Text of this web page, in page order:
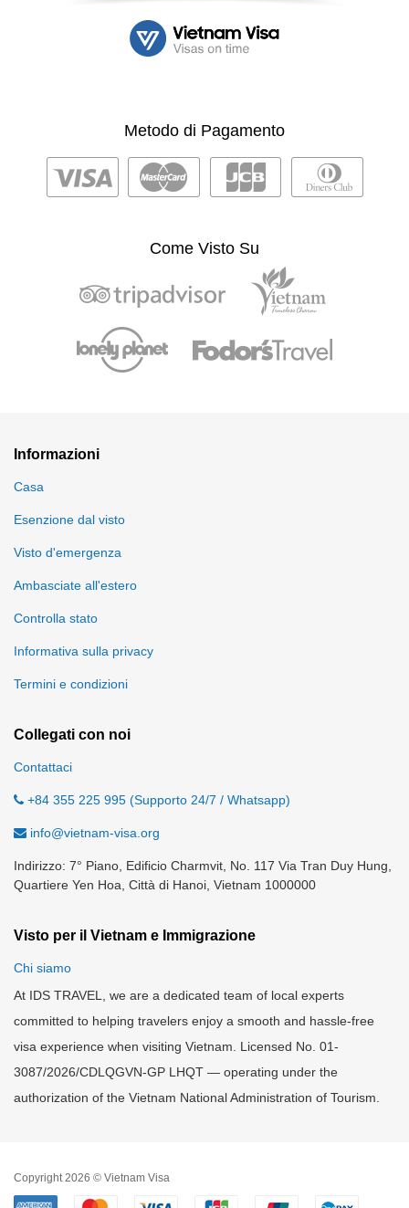
Metodo di Pagamento
Come Visto Su
Informazioni
Casa
Esenzione dal visto
Visto d'emergenza
Ambasciate all'estero
Controlla stato
Informativa sulla privacy
Termini e condizioni
Collegati con noi
Contattaci
+84 355 225 995 (Supporto 24/7 / Whatsapp)
info@vietnam-visa.org
Indirizzo: 7° Piano, Edificio Charmvit, No. 117 Via Tran Duy Hung,
Quartiere Yen Hoa, Città di Hanoi, Vietnam 1000000
Visto per il Vietnam e Immigrazione
Chi siamo
At IDS TRAVEL, we are a dedicated team of local experts
committed to helping travelers enjoy a smooth and hassle-free
visa experience when visiting Vietnam. Licensed No. 01-
3087/2026/CDLQGVN-GP LHQT — operating under the
authorization of the Vietnam National Administration of Tourism.
Copyright 2026 © Vietnam Visa